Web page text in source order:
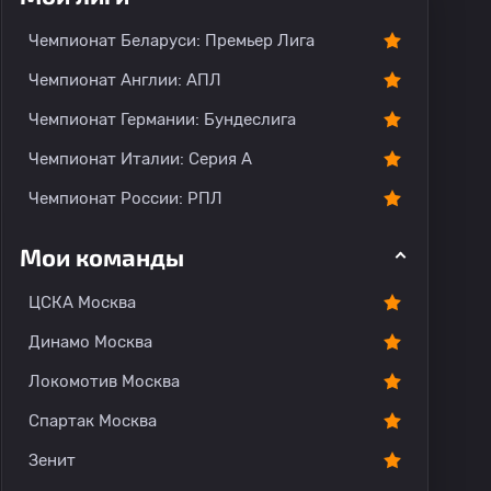
Чемпионат Беларуси: Премьер Лига
Чемпионат Англии: АПЛ
Чемпионат Германии: Бундеслига
Чемпионат Италии: Серия А
Чемпионат России: РПЛ
Мои команды
ЦСКА Москва
Динамо Москва
Локомотив Москва
Спартак Москва
Зенит